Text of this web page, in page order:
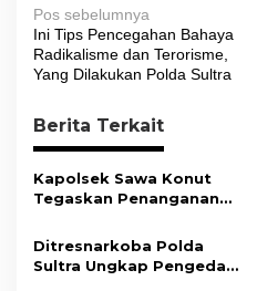
N
a
v
i
g
a
s
i
p
Pos sebelumnya
Ini Tips Pencegahan Bahaya
Radikalisme dan Terorisme,
Yang Dilakukan Polda Sultra
Berita Terkait
Kapolsek Sawa Konut
Tegaskan Penanganan
Tondowatu Berjalan
Sesuai Prosedur
Ditresnarkoba Polda
Sultra Ungkap Pengedar